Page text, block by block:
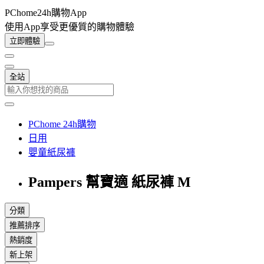
PChome24h購物App
使用App享受更優質的購物體驗
立即體驗
全站
PChome 24h購物
日用
嬰童紙尿褲
Pampers 幫寶適 紙尿褲 M
分類
推薦排序
熱銷度
新上架